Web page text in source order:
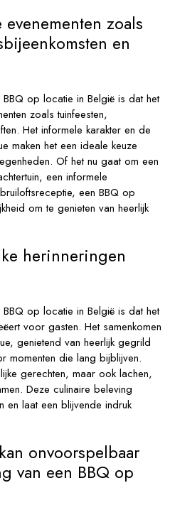
zoals
en
op locatie in België is dat het
zoals tuinfeesten,
Het informele karakter en de
maken het een ideale keuze
Of het nu gaat om een
een informele
een BBQ op
om te genieten van heerlijk
herinneringen
op locatie in België is dat het
voor gasten. Het samenkomen
genietend van heerlijk gegrild
momenten die lang bijblijven.
gerechten, maar ook lachen,
Deze culinaire beleving
en laat een blijvende indruk
onvoorspelbaar
van een BBQ op